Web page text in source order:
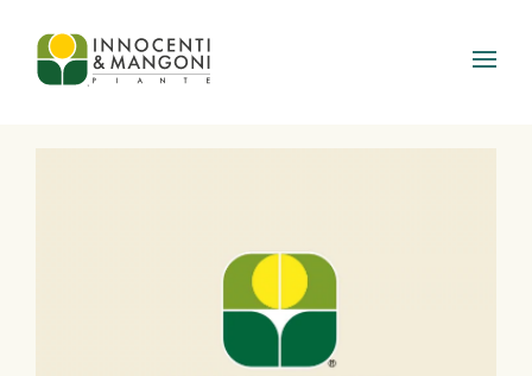
Skip to main content